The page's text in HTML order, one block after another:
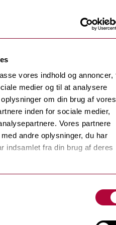
vores indhold og annoncer,
medier og til at analysere
om din brug af vores
inden for sociale medier,
Vores partnere
andre oplysninger, du har
indsamlet fra din brug af deres